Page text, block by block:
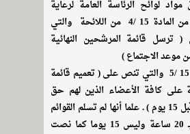
لوائح الرئاسة العامة لرعاية
الشباب فأين هي من المادة 15 /4 من اللائحة والتي
ترسل قائمة المرشحين النهائية
موعد الاجتماع )
إضافة إلى المادة 15 /5 والتي تنص على ( تعميم قائمة
على كافة الأعضاء الذين لهم حق
حضور الاجتماع قبل 15 يوم ) . علما أنها لم تسلم القوائم
إلا قبل الجمعية بـ 20 ساعة وليس 15 يوما كما نصت